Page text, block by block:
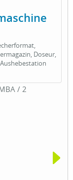
Doseur,